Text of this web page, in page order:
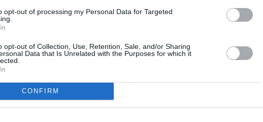
opt-out of processing my Personal Data for Targeted
opt-out of Collection, Use, Retention, Sale, and/or Sharing
Data that Is Unrelated with the Purposes for which it
CONFIRM
πρώτοι όλες τις ειδήσεις
στο